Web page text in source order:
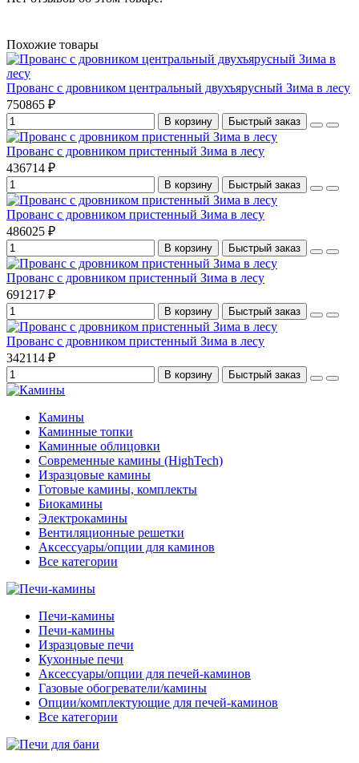
Похожие товары
Прованс с дровником центральный двухъярусный Зима в лесу
750865 ₽
В корзину Быстрый заказ
Прованс с дровником пристенный Зима в лесу
436714 ₽
В корзину Быстрый заказ
Прованс с дровником пристенный Зима в лесу
486025 ₽
В корзину Быстрый заказ
Прованс с дровником пристенный Зима в лесу
691217 ₽
В корзину Быстрый заказ
Прованс с дровником пристенный Зима в лесу
342114 ₽
В корзину Быстрый заказ
Камины
Каминные топки
Каминные облицовки
Современные камины (HighTech)
Изразцовые камины
Готовые камины, комплекты
Биокамины
Электрокамины
Вентиляционные решетки
Аксессуары/опции для каминов
Все категории
Печи-камины
Печи-камины
Изразцовые печи
Кухонные печи
Аксессуары/опции для печей-каминов
Газовые обогреватели/камины
Опции/комплектующие для печей-каминов
Все категории